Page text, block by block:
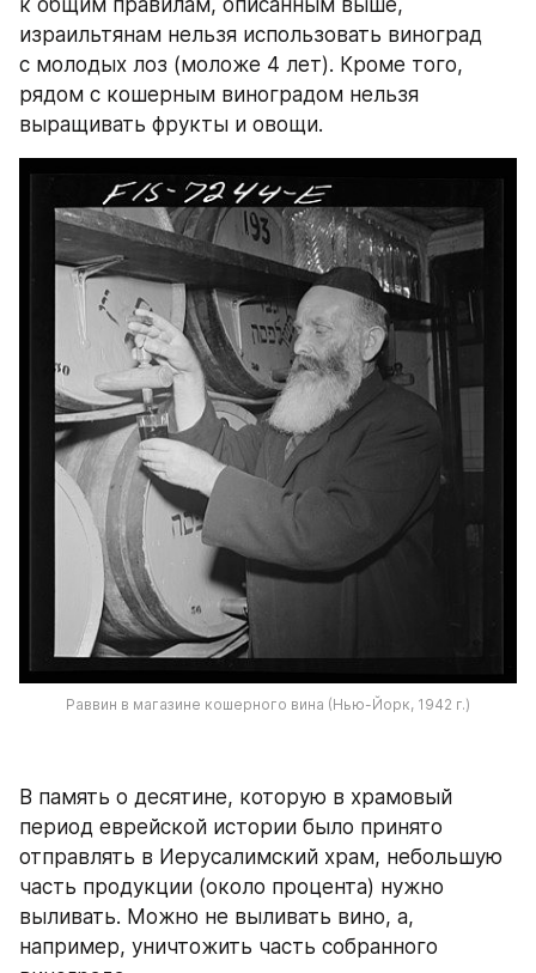
к общим правилам, описанным выше,
израильтянам нельзя использовать виноград
с молодых лоз (моложе 4 лет). Кроме того,
рядом с кошерным виноградом нельзя
выращивать фрукты и овощи.
Раввин в магазине кошерного вина (Нью-Йорк, 1942 г.)
В память о десятине, которую в храмовый
период еврейской истории было принято
отправлять в Иерусалимский храм, небольшую
часть продукции (около процента) нужно
выливать. Можно не выливать вино, а,
например, уничтожить часть собранного